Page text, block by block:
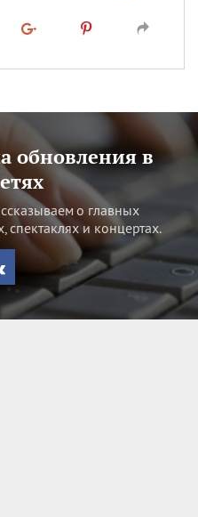
обновления в
о главных
спектаклях и концертах.